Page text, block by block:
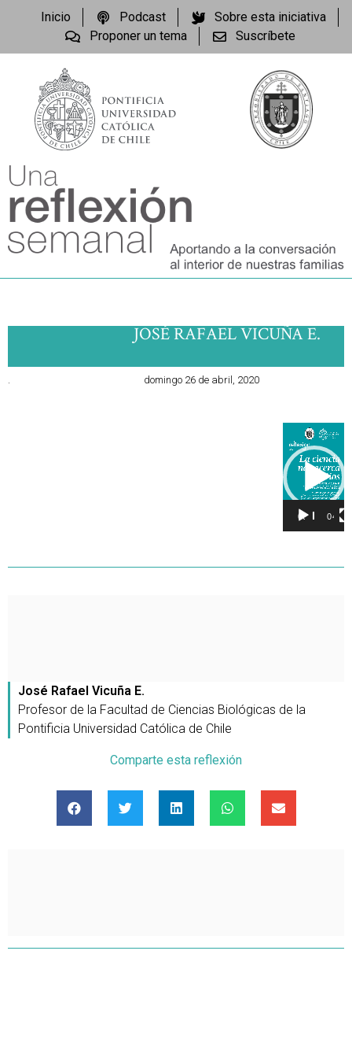
Inicio Podcast
Sobre esta iniciativa
Proponer un tema
Suscríbete
JOSÉ RAFAEL VICUÑA E.
. domingo 26 de abril, 2020
de
vídeo
00:00 04:46
José Rafael Vicuña E.
Profesor de la Facultad de Ciencias Biológicas de la
Pontificia Universidad Católica de Chile
Comparte esta reflexión